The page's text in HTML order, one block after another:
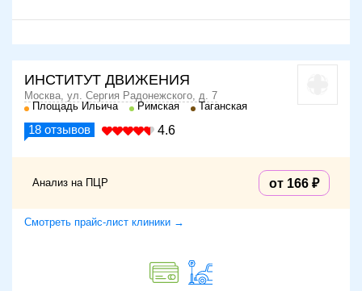
ИНСТИТУТ ДВИЖЕНИЯ
Москва, ул. Сергия Радонежского, д. 7
Площадь Ильича
Римская Таганская
18 отзывов 4.6
Анализ на ПЦР от 166
Смотреть прайс-лист клиники →